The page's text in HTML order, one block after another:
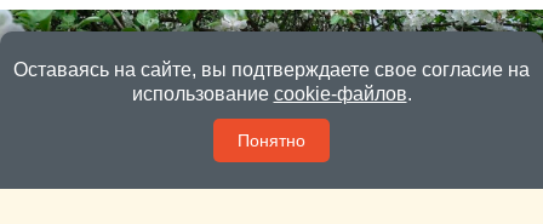
Оставаясь на сайте, вы подтверждаете свое согласие на
использование cookie-файлов.
Понятно